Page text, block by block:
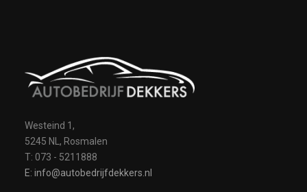
Westeind 1,
5245 NL, Rosmalen
T: 073 - 5211888
E: info@autobedrijfdekkers.nl